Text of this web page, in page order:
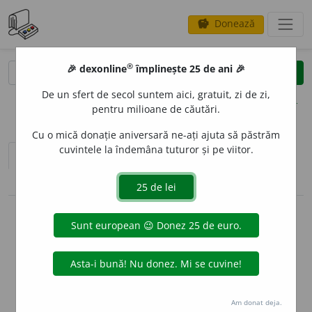
savings Donează
clear
opțiuni
sinteza definițiilor (1)
definiții (22)
info
info
Aceste definiții sunt compilate de
echipa dexonline. Definițiile
originale se află pe filadefiniții.
Puteți reordona filele pe pagina de
🎉 dexonline® împlinește 25 de ani 🎉
De un sfert de secol suntem aici, gratuit, zi de zi,
pentru milioane de căutări.
Cu o mică donație aniversară ne-ați ajuta să păstrăm
cuvintele la îndemâna tuturor și pe viitor.
Am donat deja.